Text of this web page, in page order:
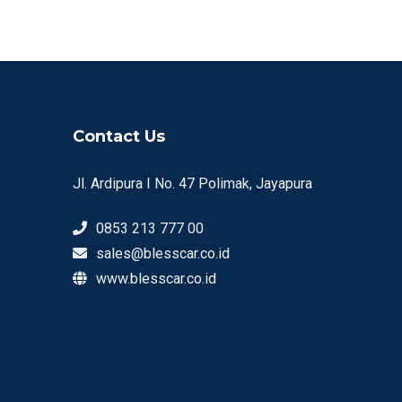
Contact Us
Jl. Ardipura I No. 47 Polimak, Jayapura
0853 213 777 00
sales@blesscar.co.id
www.blesscar.co.id